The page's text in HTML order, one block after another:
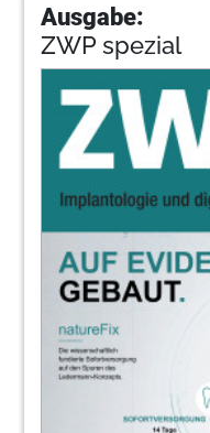
Ausgabe:
ZWP spezial